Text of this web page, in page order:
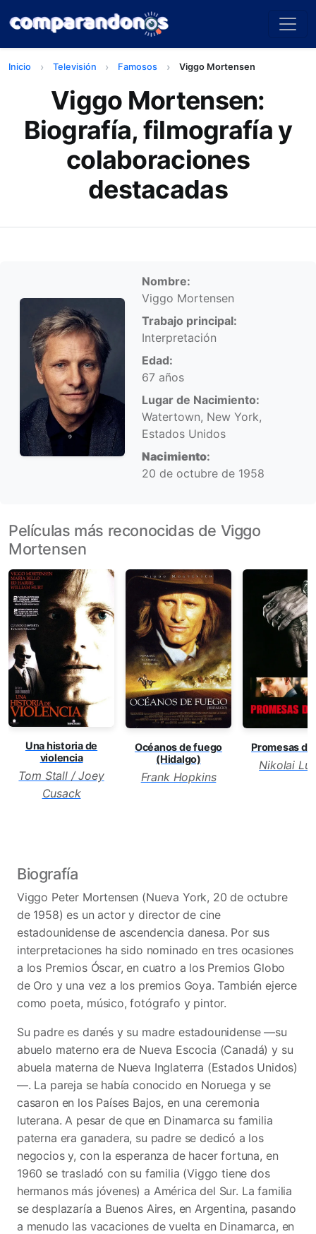
Inicio Televisión Famosos Viggo Mortensen
Viggo Mortensen:
Biografía, filmografía y
colaboraciones
destacadas
Información personal
Nombre:
Viggo Mortensen
Trabajo principal:
Interpretación
Edad:
67 años
Lugar de Nacimiento:
Watertown, New York,
Estados Unidos
Nacimiento:
20 de octubre de 1958
Películas más reconocidas de Viggo
Mortensen
Una historia de
violencia
Tom Stall / Joey
Cusack
Océanos de fuego
(Hidalgo)
Frank Hopkins
Promesas
Nikolai
Biografía
Viggo Peter Mortensen (Nueva York, 20 de octubre
de 1958) es un actor y director de cine
estadounidense de ascendencia danesa. Por sus
interpretaciones ha sido nominado en tres ocasiones
a los Premios Óscar, en cuatro a los Premios Globo
de Oro y una vez a los premios Goya. También ejerce
como poeta, músico, fotógrafo y pintor.
Su padre es danés y su madre estadounidense —su
abuelo materno era de Nueva Escocia (Canadá) y su
abuela materna de Nueva Inglaterra (Estados Unidos)
—. La pareja se había conocido en Noruega y se
casaron en los Países Bajos, en una ceremonia
luterana. A pesar de que en Dinamarca su familia
paterna era ganadera, su padre se dedicó a los
negocios y, con la esperanza de hacer fortuna, en
1960 se trasladó con su familia (Viggo tiene dos
hermanos más jóvenes) a América del Sur. La familia
se desplazaría a Buenos Aires, en Argentina, pasando
a menudo las vacaciones de vuelta en Dinamarca, en